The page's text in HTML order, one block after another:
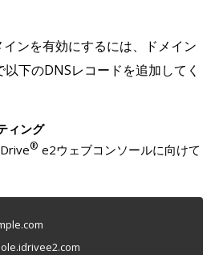
ンを有効にするには、ドメイン
下のDNSレコードを追加してく
ィング
® e2ウェブコンソールに向けて